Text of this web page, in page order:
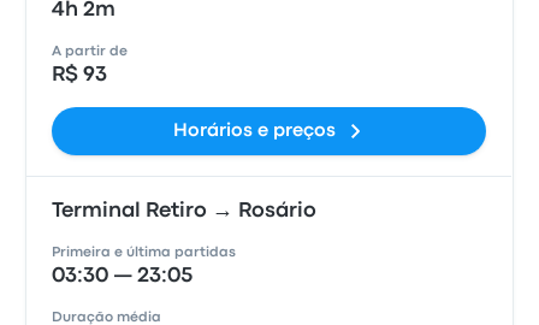
4h 2m
A partir de
R$ 93
Horários e preços
Terminal Retiro → Rosário
Primeira e última partidas
03:30 — 23:05
Duração média